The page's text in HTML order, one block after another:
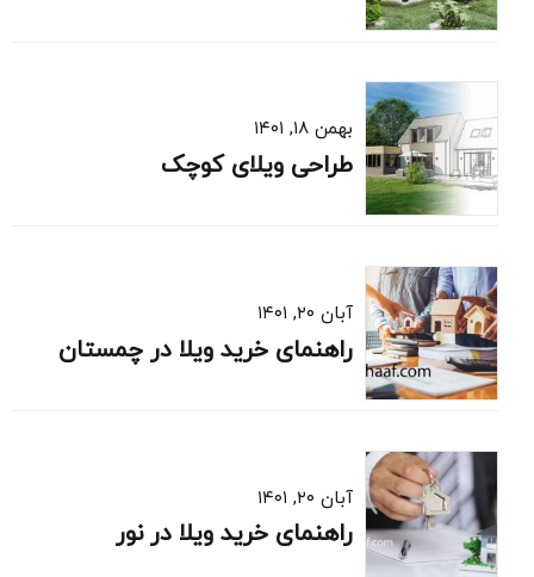
بهمن ۱۸, ۱۴۰۱
طراحی ویلای کوچک
آبان ۲۰, ۱۴۰۱
راهنمای خرید ویلا در چمستان
آبان ۲۰, ۱۴۰۱
راهنمای خرید ویلا در نور